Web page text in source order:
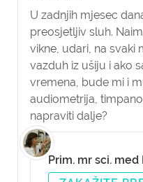
U zadnjih mjesec
preosjetljiv sluh.
vikne, udari, na svaki
vazduh iz ušiju i ako
vremena, bude mi i
audiometrija,
napraviti dalje?
Prim. mr sci.